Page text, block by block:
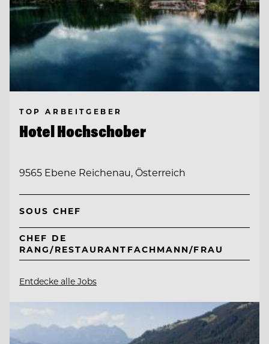
TOP ARBEITGEBER
Hotel Hochschober
9565 Ebene Reichenau, Österreich
SOUS CHEF
CHEF DE
RANG/RESTAURANTFACHMANN/FRAU
Entdecke alle Jobs